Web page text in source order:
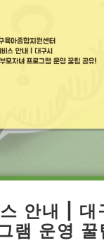
안내 | 대
램 운영 꿀